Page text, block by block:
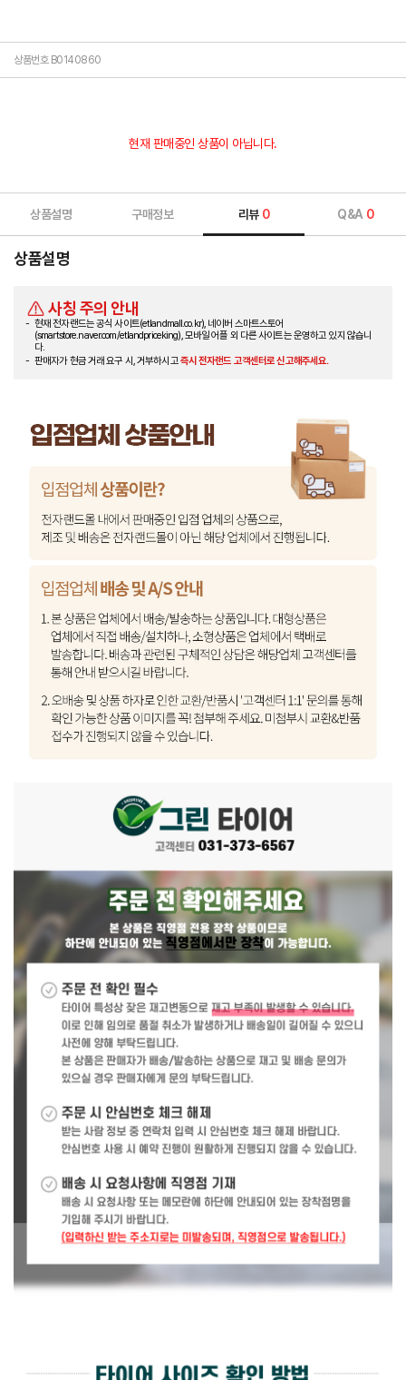
상품번호 B0140860
현재 판매중인 상품이 아닙니다.
상품설명 구매정보 리뷰 0 Q&A 0
상품설명
사칭 주의 안내
현재 전자랜드는 공식 사이트(etlandmall.co.kr), 네이버 스마트스토어
(smartstore.naver.com/etlandpriceking), 모바일 어플 외 다른 사이트는 운영하고 있지 않습니
다.
판매자가 현금 거래 요구 시, 거부하시고즉시 전자랜드 고객센터로 신고해주세요.